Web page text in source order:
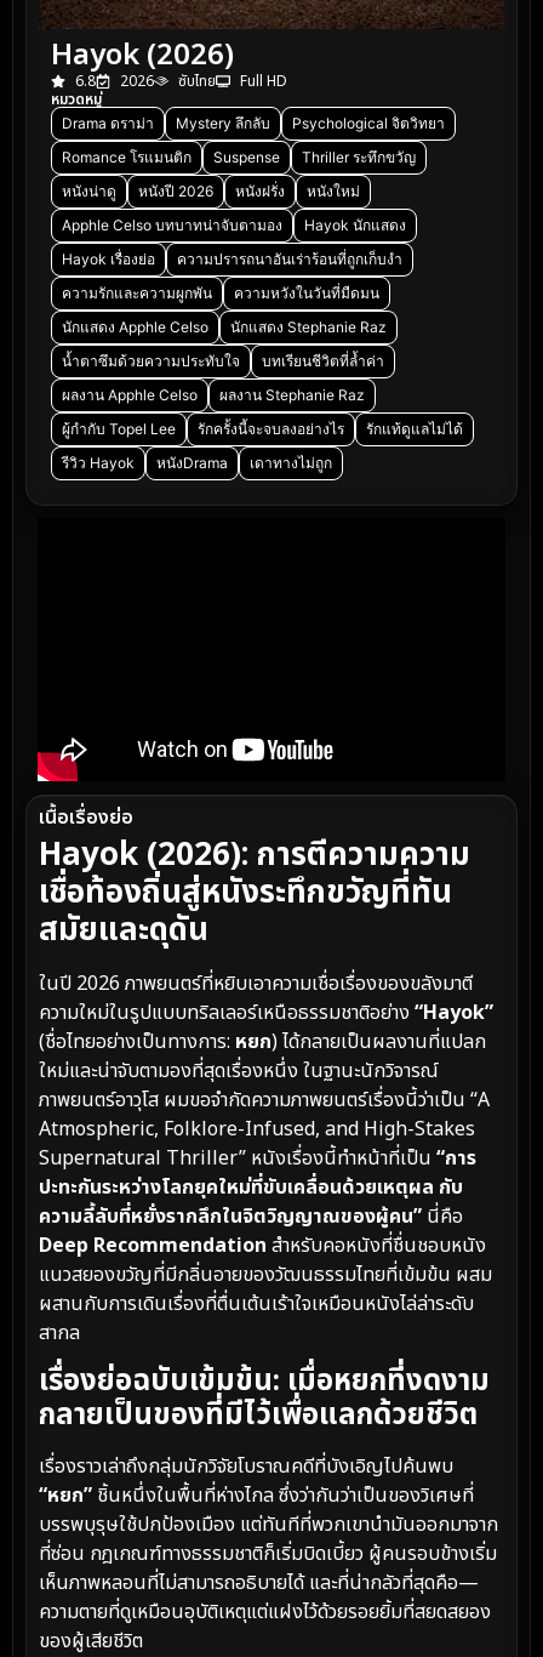
Hayok (2026)
6.8 2026 ซับไทย
Full HD
หมวดหมู่
Drama ดราม่า Mystery ลึกลับ
Psychological จิตวิทยา
Romance โรแมนติก
Suspense
Thriller ระทึกขวัญ
หนังน่าดู
หนังปี 2026 หนังฝรั่ง
หนังใหม่
Apphle Celso บทบาทน่าจับตามอง
Hayok นักแสดง
Hayok เรื่องย่อ
ความปรารถนาอันเร่าร้อนที่ถูกเก็บงำ
ความรักและความผูกพัน
ความหวังในวันที่มืดมน
นักแสดง Apphle Celso
นักแสดง Stephanie Raz
น้ำตาซึมด้วยความประทับใจ
บทเรียนชีวิตที่ล้ำค่า
ผลงาน Apphle Celso
ผลงาน Stephanie Raz
ผู้กำกับ Topel Lee
รักครั้งนี้จะจบลงอย่างไร
รักแท้ดูแลไม่ได้
รีวิว Hayok
หนังDrama เดาทางไม่ถูก
เนื้อเรื่องย่อ
Hayok (2026): การตีความความ
เชื่อท้องถิ่นสู่หนังระทึกขวัญที่ทัน
สมัยและดุดัน
ในปี 2026 ภาพยนตร์ที่หยิบเอาความเชื่อเรื่องของขลังมาตี
ความใหม่ในรูปแบบทริลเลอร์เหนือธรรมชาติอย่าง “Hayok”
(ชื่อไทยอย่างเป็นทางการ: หยก) ได้กลายเป็นผลงานที่แปลก
ใหม่และน่าจับตามองที่สุดเรื่องหนึ่ง ในฐานะนักวิจารณ์
ภาพยนตร์อาวุโส ผมขอจำกัดความภาพยนตร์เรื่องนี้ว่าเป็น “A
Atmospheric, Folklore-Infused, and High-Stakes
Supernatural Thriller” หนังเรื่องนี้ทำหน้าที่เป็น “การ
ปะทะกันระหว่างโลกยุคใหม่ที่ขับเคลื่อนด้วยเหตุผล กับ
ความลี้ลับที่หยั่งรากลึกในจิตวิญญาณของผู้คน” นี่คือ
Deep Recommendation สำหรับคอหนังที่ชื่นชอบหนัง
แนวสยองขวัญที่มีกลิ่นอายของวัฒนธรรมไทยที่เข้มข้น ผสม
ผสานกับการเดินเรื่องที่ตื่นเต้นเร้าใจเหมือนหนังไล่ล่าระดับ
สากล
เรื่องย่อฉบับเข้มข้น: เมื่อหยกที่งดงาม
กลายเป็นของที่มีไว้เพื่อแลกด้วยชีวิต
เรื่องราวเล่าถึงกลุ่มนักวิจัยโบราณคดีที่บังเอิญไปค้นพบ
“หยก” ชิ้นหนึ่งในพื้นที่ห่างไกล ซึ่งว่ากันว่าเป็นของวิเศษที่
บรรพบุรุษใช้ปกป้องเมือง แต่ทันทีที่พวกเขานำมันออกมาจาก
ที่ซ่อน กฎเกณฑ์ทางธรรมชาติก็เริ่มบิดเบี้ยว ผู้คนรอบข้างเริ่ม
เห็นภาพหลอนที่ไม่สามารถอธิบายได้ และที่น่ากลัวที่สุดคือ—
ความตายที่ดูเหมือนอุบัติเหตุแต่แฝงไว้ด้วยรอยยิ้มที่สยดสยอง
ของผู้เสียชีวิต